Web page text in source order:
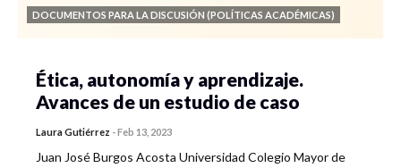
DOCUMENTOS PARA LA DISCUSIÓN (POLÍTICAS ACADÉMICAS)
Ética, autonomía y aprendizaje.
Avances de un estudio de caso
Laura Gutiérrez -Feb 13, 2023
Juan José Burgos Acosta Universidad Colegio Mayor de